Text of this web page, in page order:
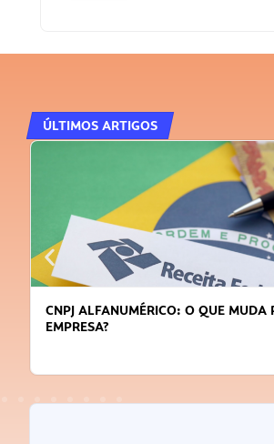
ÚLTIMOS ARTIGOS
DICAS PARA OBTER CRÉDITO